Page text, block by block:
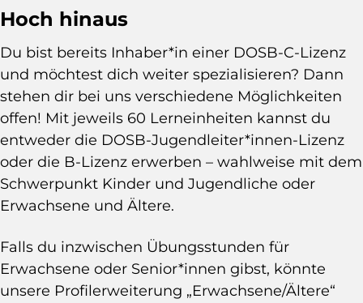
Hoch hinaus
Du bist bereits Inhaber*in einer DOSB-C-Lizenz
und möchtest dich weiter spezialisieren? Dann
stehen dir bei uns verschiedene Möglichkeiten
offen! Mit jeweils 60 Lerneinheiten kannst du
entweder die DOSB-Jugendleiter*innen-Lizenz
oder die B-Lizenz erwerben – wahlweise mit dem
Schwerpunkt Kinder und Jugendliche oder
Erwachsene und Ältere.
Falls du inzwischen Übungsstunden für
Erwachsene oder Senior*innen gibst, könnte
unsere Profilerweiterung „Erwachsene/Ältere“